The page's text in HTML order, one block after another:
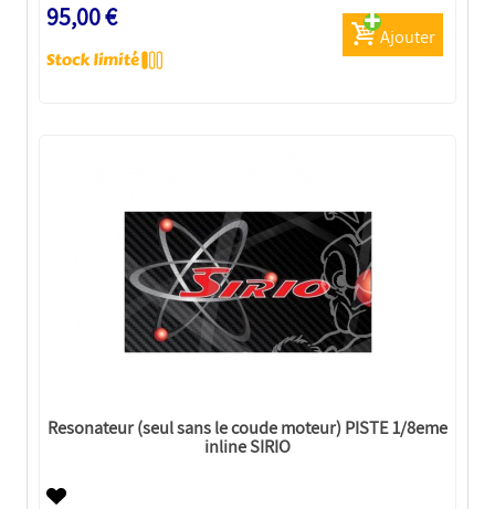
95,00 €
Ajouter
Resonateur (seul sans le coude moteur) PISTE 1/8eme
inline SIRIO